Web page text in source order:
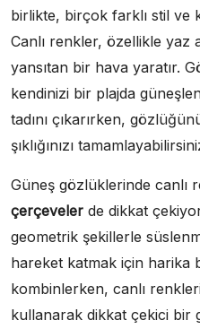
birlikte, birçok farklı stil ve
Canlı renkler, özellikle yaz
yansıtan bir hava yaratır.
kendinizi bir plajda
tadını çıkarırken,
şıklığınızı
Güneş gözlüklerinde canlı
çerçeveler de dikkat
geometrik şekillerle
hareket katmak için harika
kombinlerken, canlı
kullanarak dikkat çekici bir